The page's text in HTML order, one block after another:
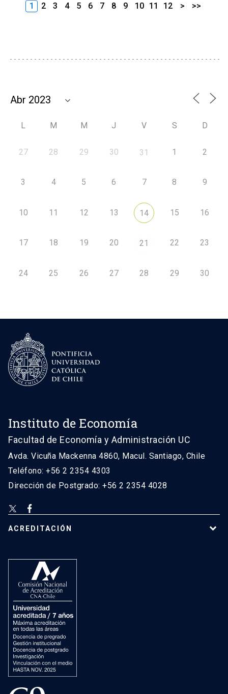
1 2 3 4 5 6 7 8 9 10 11 12 > >>
L M M J V S D
27 28 29 30 31 1 2
3 4 5 6 7 8 9
10 11 12 13 14 15 16
17 18 19 20 21 22 23
24 25 26 27 28 29 30
Instituto de Economía
Facultad de Economía y Administración UC
Avda. Vicuña Mackenna 4860, Macul. Santiago, Chile
Teléfono: +56 2 2354 4303
Dirección de Postgrado: +56 2 2354 4028
ACREDITACIÓN